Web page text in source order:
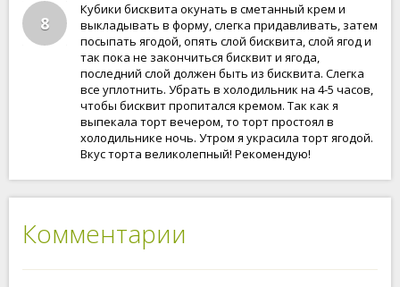
8
Кубики бисквита окунать в сметанный крем и
выкладывать в форму, слегка придавливать, затем
посыпать ягодой, опять слой бисквита, слой ягод и
так пока не закончиться бисквит и ягода,
последний слой должен быть из бисквита. Слегка
все уплотнить. Убрать в холодильник на 4-5 часов,
чтобы бисквит пропитался кремом. Так как я
выпекала торт вечером, то торт простоял в
холодильнике ночь. Утром я украсила торт ягодой.
Вкус торта великолепный! Рекомендую!
Комментарии